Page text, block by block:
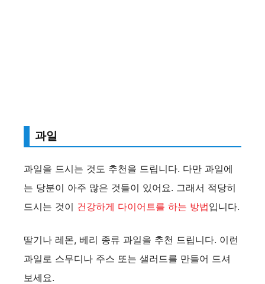
과일
과일을 드시는 것도 추천을 드립니다. 다만 과일에
는 당분이 아주 많은 것들이 있어요. 그래서 적당히
드시는 것이 건강하게 다이어트를 하는 방법입니다.
딸기나 레몬, 베리 종류 과일을 추천 드립니다. 이런
과일로 스무디나 주스 또는 샐러드를 만들어 드셔
보세요.